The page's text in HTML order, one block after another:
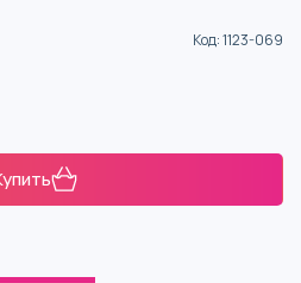
Код:1123-069